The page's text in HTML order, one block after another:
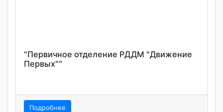
"Первичное отделение РДДМ "Движение
Первых""
Подробнее